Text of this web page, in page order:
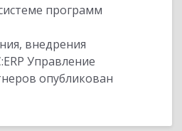
программ
внедрения
Управление
опубликован